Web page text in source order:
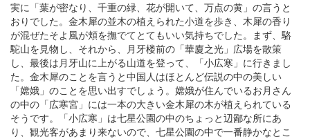
実に「葉が密なり、千重の緑、花が開いて、万点の黄」の言うと
おりでした。金木犀の並木の植えられた小道を歩き、木犀の香り
が混ぜたそよ風が頬を撫でてとてもいい気持ちでした。まず、駱
駝山を見物し、それから、月牙楼前の「華廈之光」広場を散策
し、最後は月牙山に上がる山道を登って、「小広寒」に行きまし
た。金木犀のことを言うと中国人はほとんど伝説の中の美しい
「嫦娥」のことを思い出すでしょう。嫦娥が住んでいるお月さん
の中の「広寒宮」には一本の大きい金木犀の木が植えられている
そうです。「小広寒」は七星公園の中のちょっと辺鄙な所にあ
り、観光客があまり来ないので、七星公園の中で一番静かなとこ